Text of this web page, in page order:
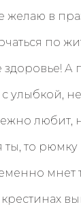
желаю в
по
А
улыбкой,
любит,
ты, то
мнет